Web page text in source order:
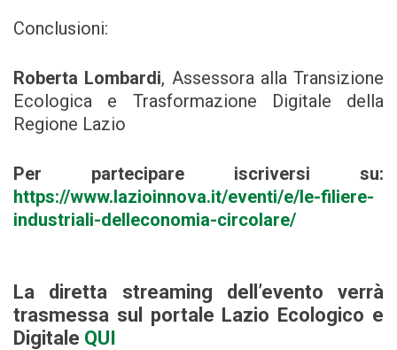
Conclusioni:
Roberta Lombardi, Assessora alla Transizione
Ecologica e Trasformazione Digitale della
Regione Lazio
Per partecipare iscriversi su:
https://www.lazioinnova.it/eventi/e/le-filiere-
industriali-delleconomia-circolare/
La diretta streaming dell’evento verrà
trasmessa sul portale Lazio Ecologico e
Digitale QUI